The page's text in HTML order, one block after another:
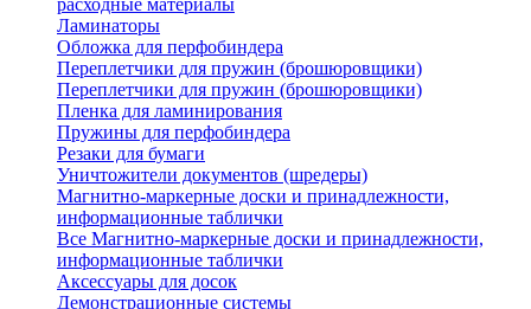
расходные материалы
Ламинаторы
Обложка для перфобиндера
Переплетчики для пружин (брошюровщики)
Переплетчики для пружин (брошюровщики)
Пленка для ламинирования
Пружины для перфобиндера
Резаки для бумаги
Уничтожители документов (шредеры)
Магнитно-маркерные доски и принадлежности,
информационные таблички
Все Магнитно-маркерные доски и принадлежности,
информационные таблички
Аксессуары для досок
Демонстрационные системы